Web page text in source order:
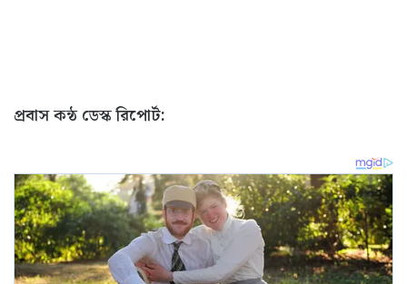
প্রবাস কন্ঠ ডেস্ক রিপোর্ট: